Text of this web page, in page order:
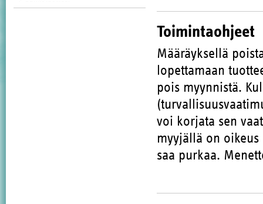
Toimintaohjeet
Määräyksellä
lopettamaan
pois myynnistä.
voi korjata sen
myyjällä on
saa purkaa.